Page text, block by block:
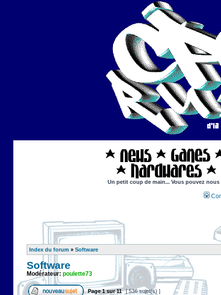
Un petit coup de main... Vous pouvez
Index du forum » Software
Software
Modérateur: poulette73
Page1sur11 [ 536 sujet(s) ]